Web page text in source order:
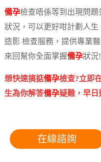
備孕檢查唔係等到出現問
狀況，可以更好咁計劃人
造影 檢查服務，提供專業
來回幫你全面掌握備孕狀況!
想快速搞掂備孕檢查?立即
生為你解答備孕疑難，早日
在線諮詢